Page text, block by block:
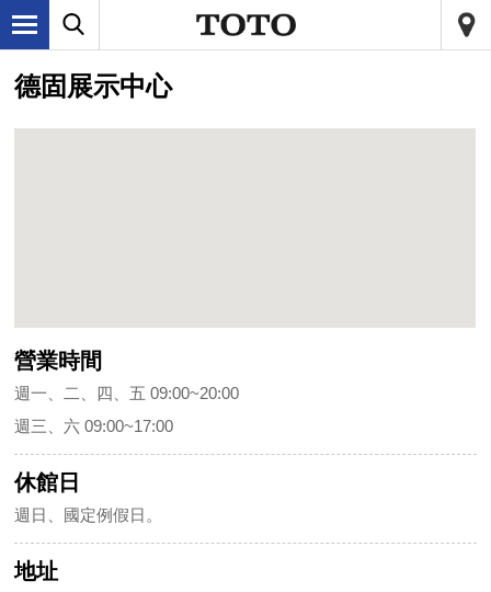
德固展示中心
營業時間
週一、二、四、五 09:00~20:00
週三、六 09:00~17:00
休館日
週日、國定例假日。
地址